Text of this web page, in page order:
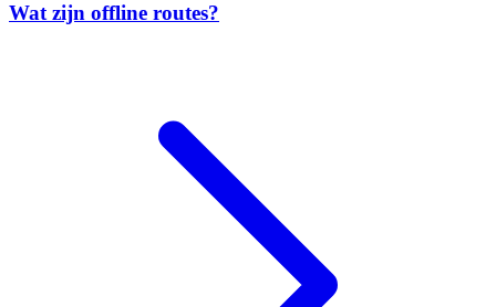
Wat zijn offline routes?